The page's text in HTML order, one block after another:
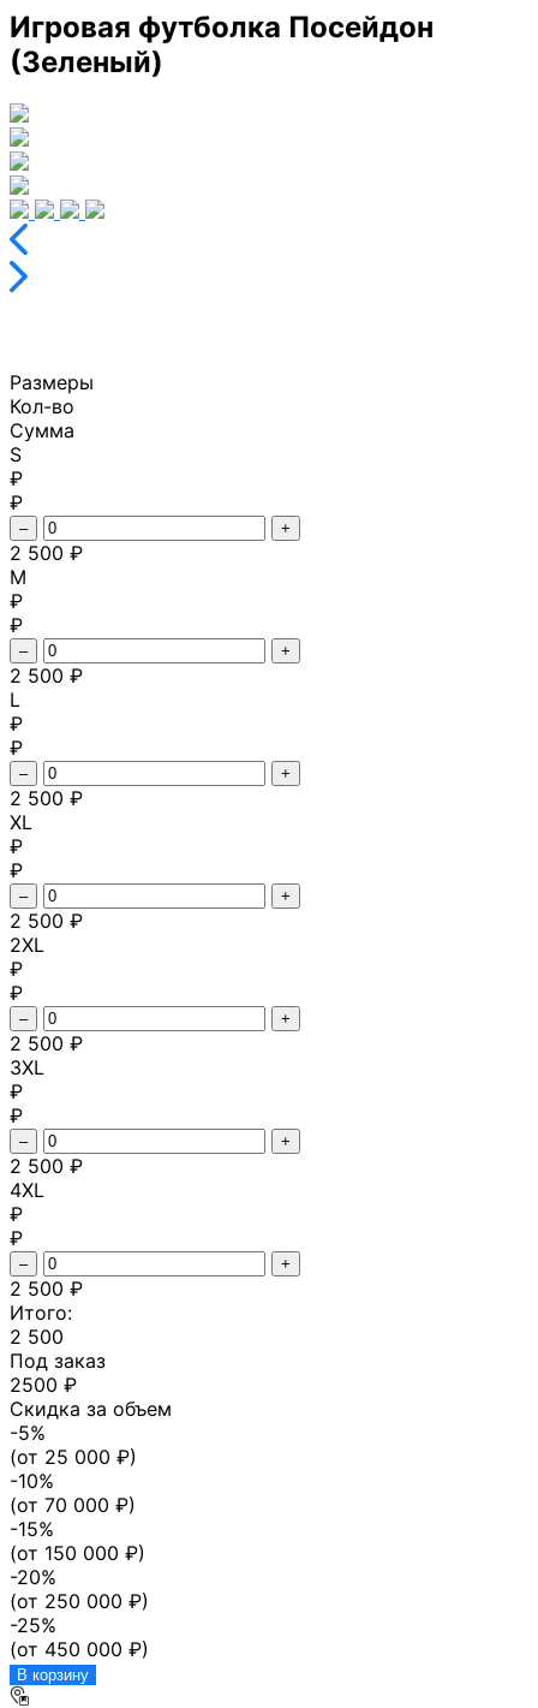
Игровая футболка Посейдон
(Зеленый)
Размеры
Кол-во
Сумма
S
₽
₽
– +
2 500 ₽
M
₽
₽
– +
2 500 ₽
L
₽
₽
– +
2 500 ₽
XL
₽
₽
– +
2 500 ₽
2XL
₽
₽
– +
2 500 ₽
3XL
₽
₽
– +
2 500 ₽
4XL
₽
₽
– +
2 500 ₽
Итого:
2 500
Под заказ
2500 ₽
Скидка за объем
-5%
(от 25 000 ₽)
-10%
(от 70 000 ₽)
-15%
(от 150 000 ₽)
-20%
(от 250 000 ₽)
-25%
(от 450 000 ₽)
В корзину